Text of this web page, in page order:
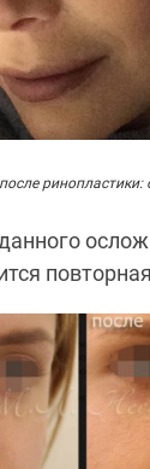
ринопластики: